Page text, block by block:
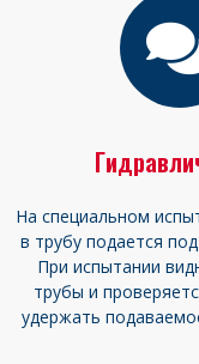
На специальном
в трубу подается
При испытании
трубы и
удержать